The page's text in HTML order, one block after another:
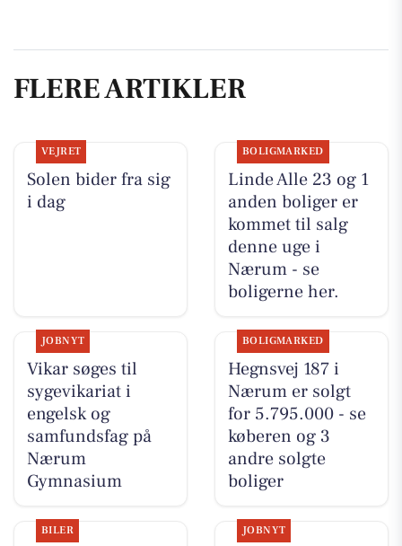
FLERE ARTIKLER
VEJRET
Solen bider fra sig
i dag
BOLIGMARKED
Linde Alle 23 og 1
anden boliger er
kommet til salg
denne uge i
Nærum - se
boligerne her.
JOBNYT
Vikar søges til
sygevikariat i
engelsk og
samfundsfag på
Nærum
Gymnasium
BOLIGMARKED
Hegnsvej 187 i
Nærum er solgt
for 5.795.000 - se
køberen og 3
andre solgte
boliger
BILER JOBNYT